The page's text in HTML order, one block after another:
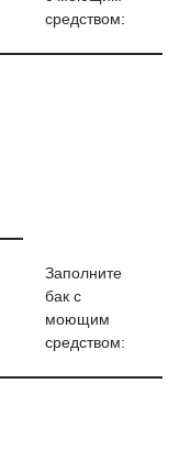
средством:
Заполните
бак с
моющим
средством: